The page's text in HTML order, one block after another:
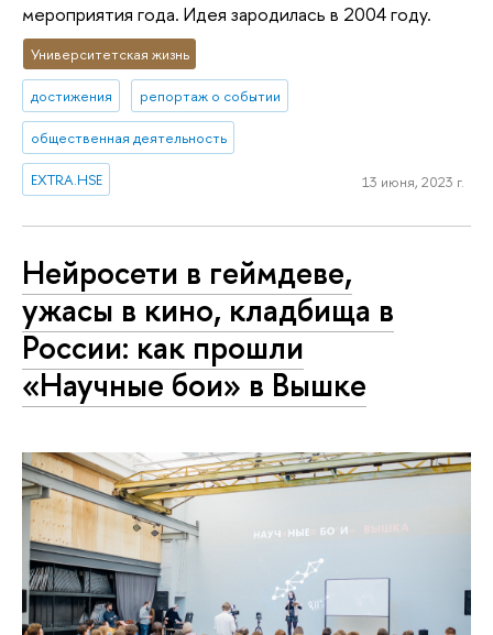
мероприятия года. Идея зародилась в 2004 году.
Университетская жизнь
достижения репортаж о событии
общественная деятельность
EXTRA.HSE 13 июня, 2023 г.
Нейросети в геймдеве,
ужасы в кино, кладбища в
России: как прошли
«Научные бои» в Вышке